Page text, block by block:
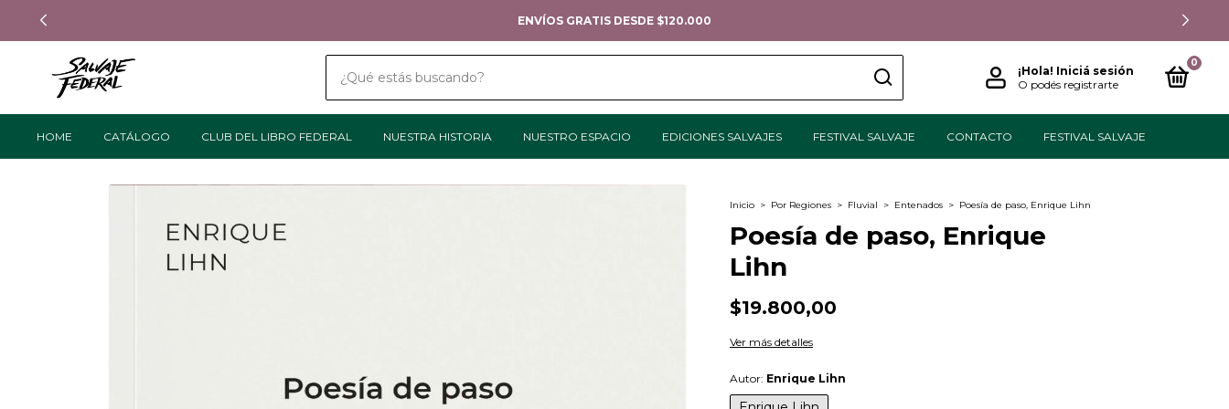
ENVÍOS GRATIS DESDE $120.000
¡Hola! Iniciá sesión
O podés registrarte
0
HOME CATÁLOGO CLUB DEL LIBRO FEDERAL NUESTRA HISTORIA NUESTRO ESPACIO EDICIONES SALVAJES FESTIVAL SALVAJE CONTACTO FESTIVAL SALVAJE
Inicio > Por Regiones > Fluvial > Entenados > Poesía de paso, Enrique Lihn
Poesía de paso, Enrique
Lihn
$19.800,00
Ver más detalles
Autor: Enrique Lihn